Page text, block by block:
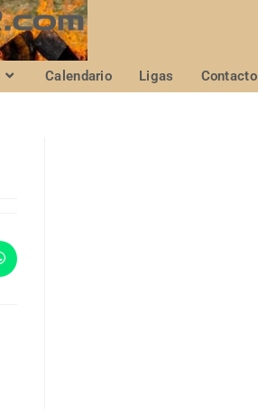
Calendario Ligas Contacto